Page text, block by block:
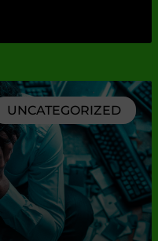
UNCATEGORIZED